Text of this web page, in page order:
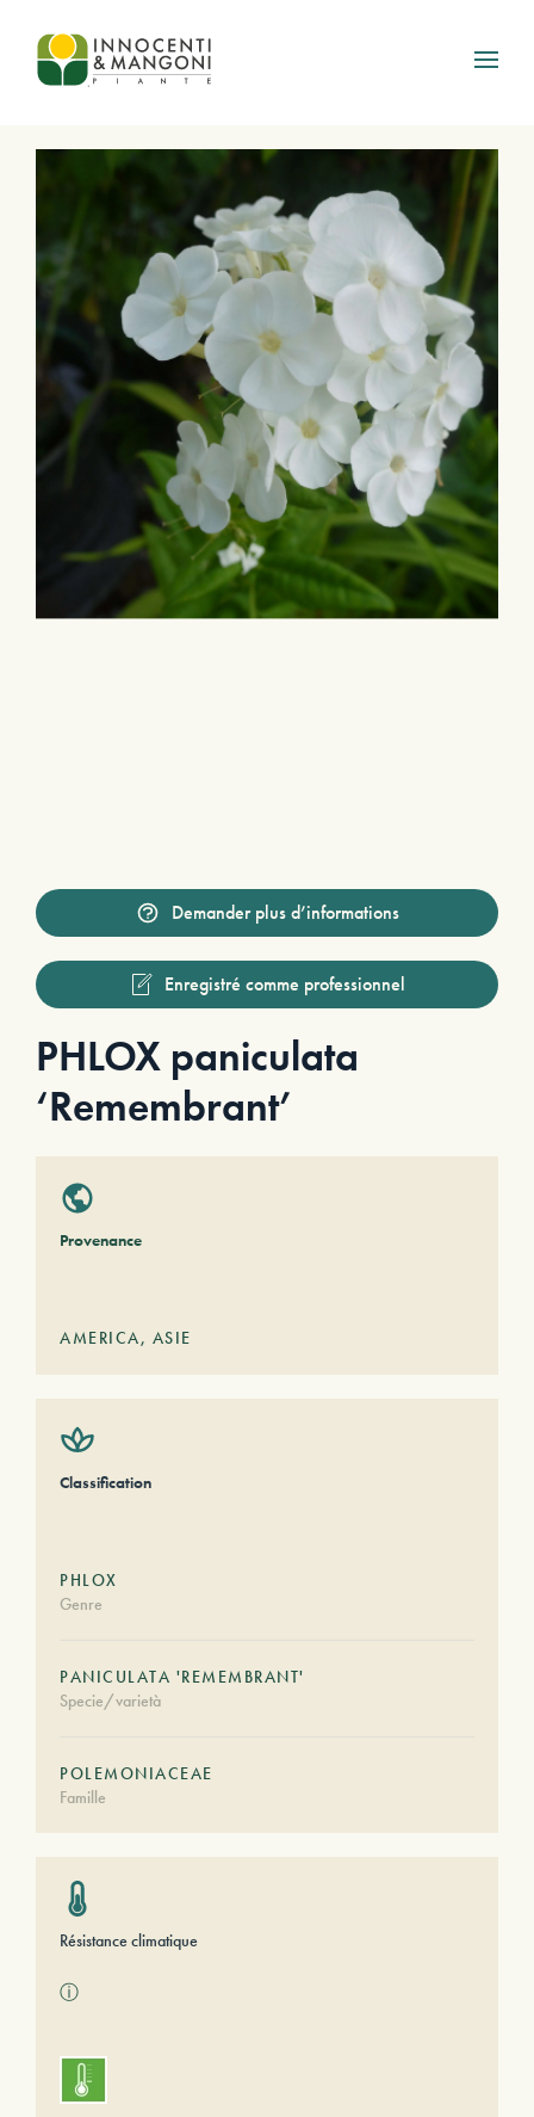
Skip to main content
Demander plus d’informations
Enregistré comme professionnel
PHLOX paniculata
‘Remembrant’
Provenance
AMERICA, ASIE
Classification
PHLOX
Genre
PANICULATA 'REMEMBRANT'
Specie/varietà
POLEMONIACEAE
Famille
Résistance climatique
ⓘ